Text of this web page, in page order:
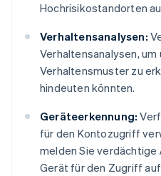
Hochrisikostandorten
Verhaltensanalysen:
Verhaltensanalysen, um
Verhaltensmuster zu
hindeuten könnten.
Geräteerkennung:
für den Kontozugriff
melden Sie
Gerät für den Zugriff